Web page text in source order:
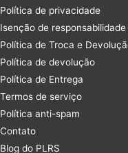
Política de privacidade
Isenção de
Política de Troca e
Política de devolução
Política de Entrega
Termos de serviço
Política anti-spam
Contato
Blog do PLRS